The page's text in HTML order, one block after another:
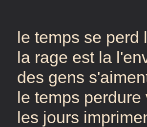
le temps se perd
la rage est la
des gens
le temps
les jours